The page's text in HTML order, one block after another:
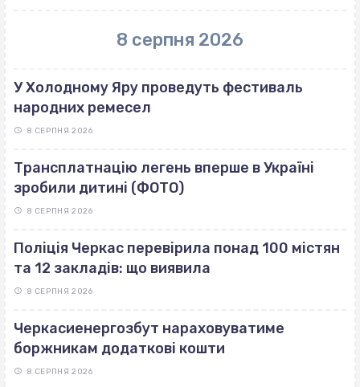
8 серпня 2026
У Холодному Яру проведуть фестиваль
народних ремесел
8 СЕРПНЯ 2026
Трансплатнацію легень вперше в Україні
зробили дитині (ФОТО)
8 СЕРПНЯ 2026
Поліція Черкас перевірила понад 100 містян
та 12 закладів: що виявила
8 СЕРПНЯ 2026
Черкасиенергозбут нараховуватиме
боржникам додаткові кошти
8 СЕРПНЯ 2026